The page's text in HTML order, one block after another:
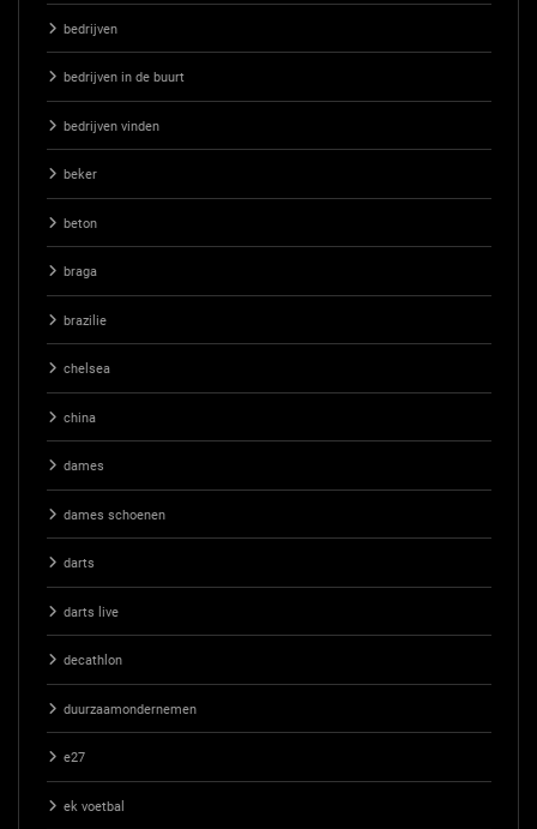
bedrijven
bedrijven in de buurt
bedrijven vinden
beker
beton
braga
brazilie
chelsea
china
dames
dames schoenen
darts
darts live
decathlon
duurzaamondernemen
e27
ek voetbal